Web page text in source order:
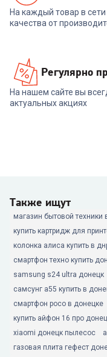
На каждый товар в
качества от
Регулярно
На нашем сайте вы
актуальных акциях
Также ищут
магазин бытовой техники
купить картридж для
колонка алиса купить в
смартфон техно купить
samsung s24 ultra донецк
самсунг а55 купить в
смартфон poco в донецке
купить айфон 16 про
xiaomi донецк пылесос
газовая плита гефест